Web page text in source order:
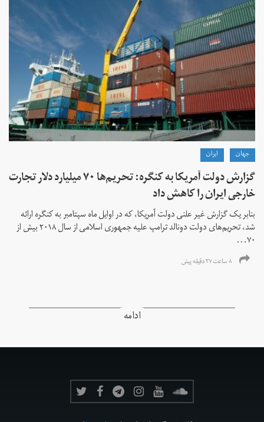
جهان ايران
گزارش دولت آمریکا به کنگره: تحریم‌ها ۷۰ میلیارد دلار تجارت
خارجی ایران را کاهش داد
بنابر یک گزارش غیر علنی دولت آمریکا، که در اوایل ماه سپتامبر به کنگره ارائه
شد، تحریم‌های دولت دونالد ترامپ علیه جمهوری اسلامی از سال ۲۰۱۸ بیش از
۷۰...
۸ ساعت ۲۷ دقیقه پیش
ادامه